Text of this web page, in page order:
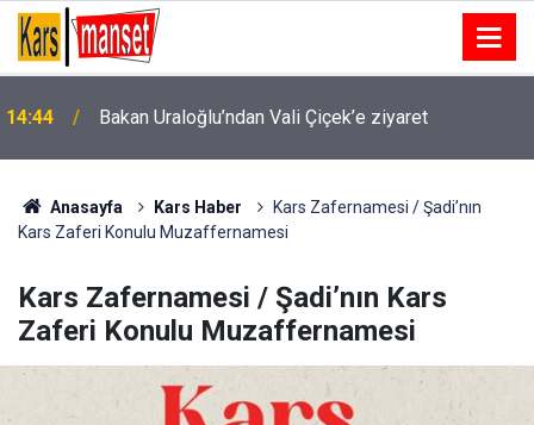
14:42
kavgaya ilişkin gözaltında bulunan 2 şüpheli daha
adliyeye sevk edildi
Anasayfa Kars Haber
Kars Zafernamesi / Şadi’nın
Kars Zaferi Konulu Muzaffernamesi
Kars Zafernamesi / Şadi’nın Kars
Zaferi Konulu Muzaffernamesi